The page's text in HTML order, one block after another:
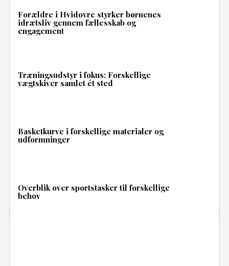
Forældre i Hvidovre styrker børnenes
idrætsliv gennem fællesskab og
engagement
Træningsudstyr i fokus: Forskellige
vægtskiver samlet ét sted
Basketkurve i forskellige materialer og
udformninger
Overblik over sportstasker til forskellige
behov